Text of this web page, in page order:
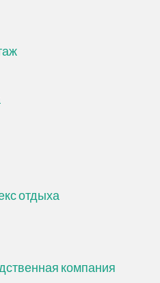
отдыха
компания